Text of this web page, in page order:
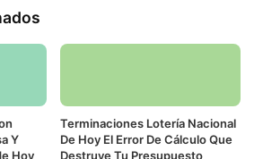
Y
Hoy
Terminaciones Lotería Nacional
De Hoy El Error De Cálculo Que
Destruye Tu Presupuesto